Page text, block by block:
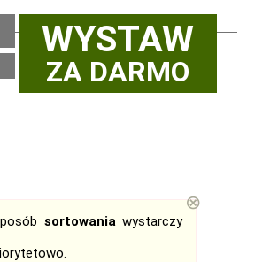
WYSTAW
ZA DARMO
sortowaniawystarczy
⊗